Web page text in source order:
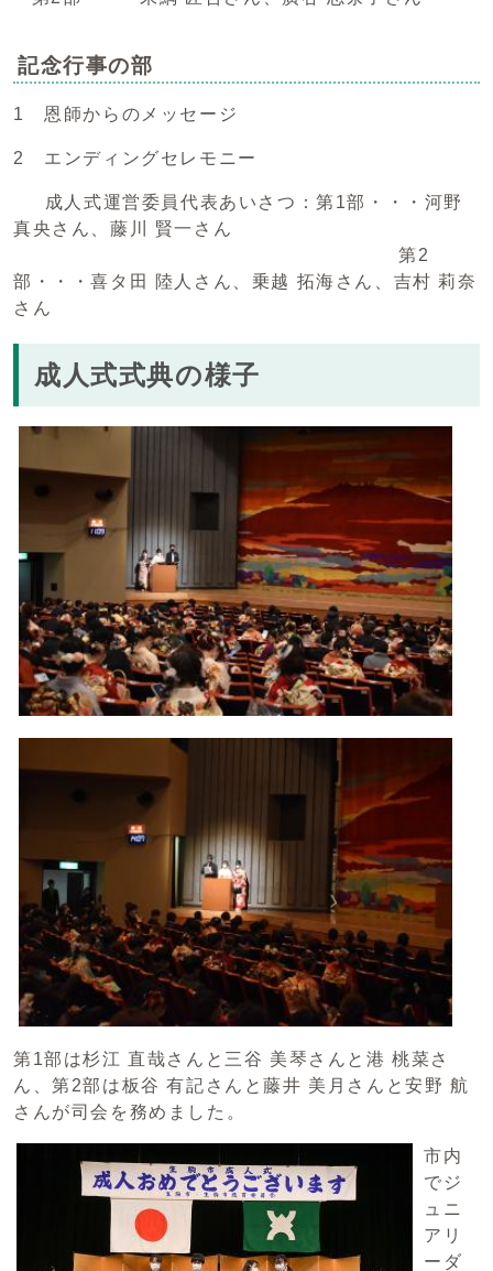
記念行事の部
1 恩師からのメッセージ
2 エンディングセレモニー
成人式運営委員代表あいさつ：第1部・・・河野
真央さん、藤川 賢一さん
第2
部・・・喜タ田 陸人さん、乗越 拓海さん、吉村 莉奈
さん
成人式式典の様子
第1部は杉江 直哉さんと三谷 美琴さんと港 桃菜さ
ん、第2部は板谷 有記さんと藤井 美月さんと安野 航
さんが司会を務めました。
市内
でジ
ュニ
アリ
ーダ